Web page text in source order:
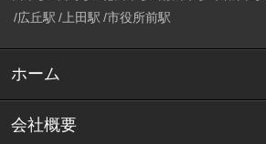
広丘駅 上田駅 市役所前駅
ホーム
会社概要